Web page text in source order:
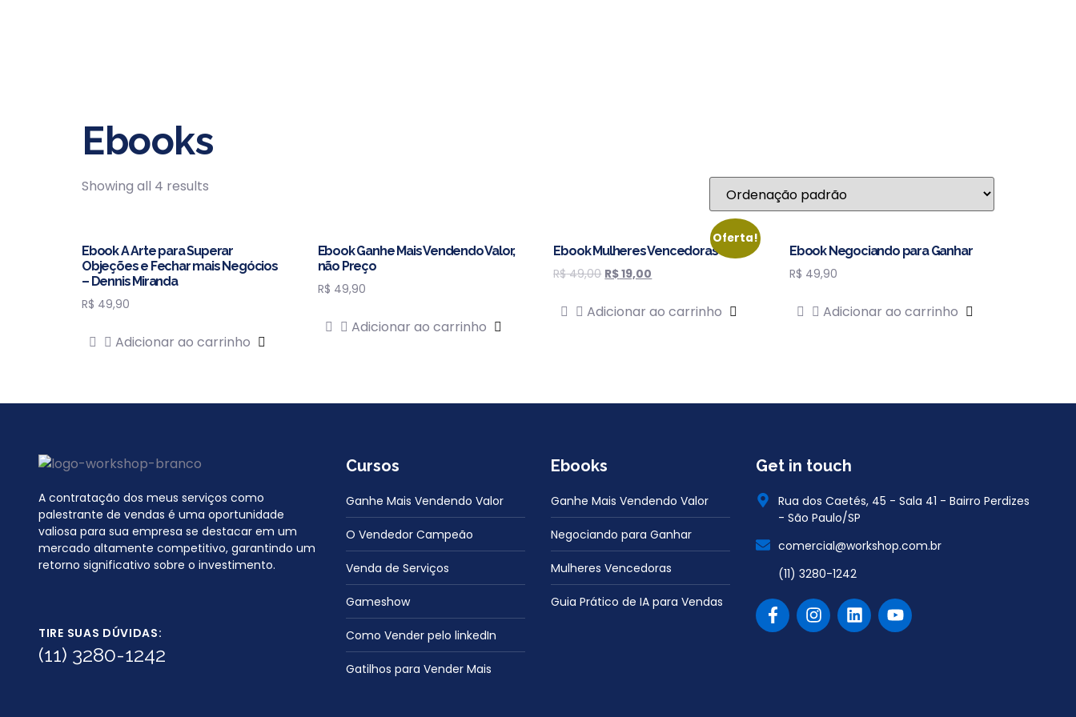
Ebooks
Showing all 4 results
Ebook A Arte para Superar
Objeções e Fechar mais Negócios
– Dennis Miranda
R$ 49,90
Adicionar ao carrinho
Ebook Ganhe Mais Vendendo Valor,
não Preço
R$ 49,90
Adicionar ao carrinho
Oferta!
Ebook Mulheres Vencedoras
R$49,00 R$19,00
Adicionar ao carrinho
Ebook Negociando para Ganhar
R$ 49,90
Adicionar ao carrinho
A contratação dos meus serviços como
palestrante de vendas é uma oportunidade
valiosa para sua empresa se destacar em um
mercado altamente competitivo, garantindo um
retorno significativo sobre o investimento.
TIRE SUAS DÚVIDAS:
(11) 3280-1242
Cursos
Ganhe Mais Vendendo Valor
O Vendedor Campeão
Venda de Serviços
Gameshow
Como Vender pelo linkedIn
Gatilhos para Vender Mais
Ebooks
Ganhe Mais Vendendo Valor
Negociando para Ganhar
Mulheres Vencedoras
Guia Prático de IA para Vendas
Get in touch
Rua dos Caetés, 45 - Sala 41 - Bairro Perdizes
- São Paulo/SP
comercial@workshop.com.br
(11) 3280-1242